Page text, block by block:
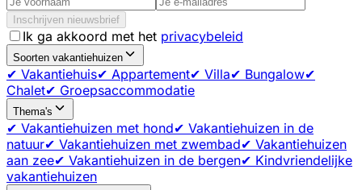
Inschrijven nieuwsbrief
Ik ga akkoord met het privacybeleid
Soorten vakantiehuizen
✔ Vakantiehuis✔ Appartement✔ Villa✔ Bungalow✔
Chalet✔ Groepsaccommodatie
Thema's
✔ Vakantiehuizen met hond✔ Vakantiehuizen in de
natuur✔ Vakantiehuizen met zwembad✔ Vakantiehuizen
aan zee✔ Vakantiehuizen in de bergen✔ Kindvriendelijke
vakantiehuizen